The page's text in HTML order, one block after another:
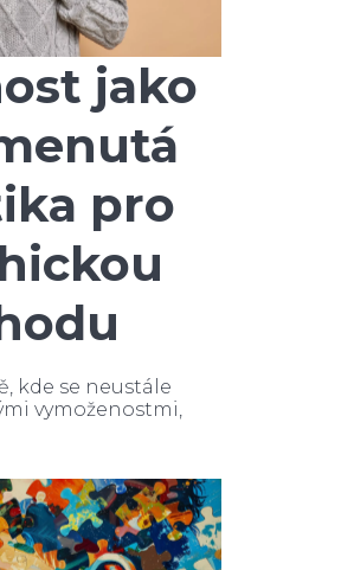
jako
pro
kde se neustále
vymoženostmi,